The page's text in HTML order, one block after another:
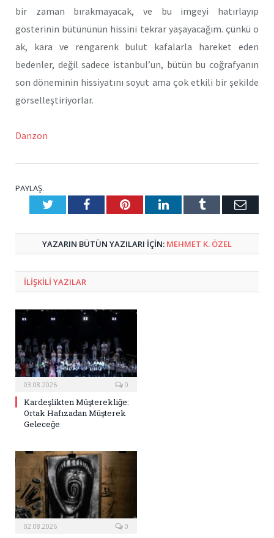
bir zaman bırakmayacak, ve bu imgeyi hatırlayıp
gösterinin bütününün hissini tekrar yaşayacağım. çünkü o
ak, kara ve rengarenk bulut kafalarla hareket eden
bedenler, değil sadece istanbul’un, bütün bu coğrafyanın
son döneminin hissiyatını soyut ama çok etkili bir şekilde
görselleştiriyorlar.
Danzon
PAYLAŞ.
TwitterFacebookPinterestLinkedInTumblr E-
YAZARIN BÜTÜN YAZILARI IÇIN: MEHMET K. ÖZEL
ILIŞKILI YAZILAR
03.08.2026 0
Kardeşlikten Müşterekliğe:
Ortak Hafızadan Müşterek
Geleceğe
02.08.2026 0